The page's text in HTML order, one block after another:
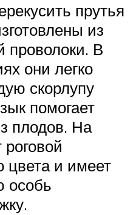
прутья
из
проволоки. В
они легко
скорлупу
помогает
плодов. На
цвета и имеет
особь